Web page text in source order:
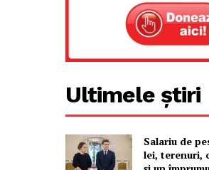
Ultimele știri
Salariu de
lei, terenuri,